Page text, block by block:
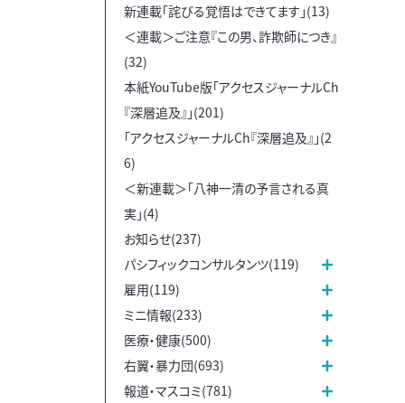
新連載「詫びる覚悟はできてます」(13)
＜連載＞ご注意『この男、詐欺師につき』
(32)
本紙YouTube版「アクセスジャーナルCh
『深層追及』」(201)
「アクセスジャーナルCh『深層追及』」(2
6)
＜新連載＞「八神一清の予言される真
実」(4)
お知らせ(237)
パシフィックコンサルタンツ(119)
雇用(119)
ミニ情報(233)
医療・健康(500)
右翼・暴力団(693)
報道・マスコミ(781)